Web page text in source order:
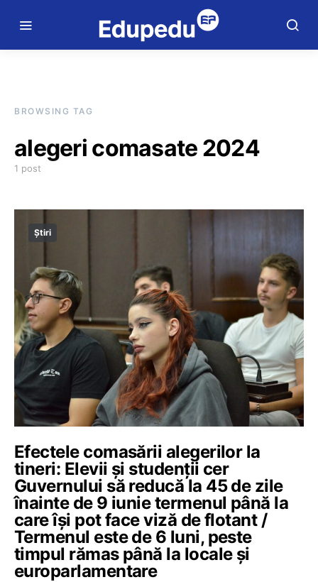
BROWSING TAG
alegeri comasate 2024
1 post
Știri
Efectele comasării alegerilor la
tineri: Elevii și studenții cer
Guvernului să reducă la 45 de zile
înainte de 9 iunie termenul până la
care își pot face viză de flotant /
Termenul este de 6 luni, peste
timpul rămas până la locale și
europarlamentare